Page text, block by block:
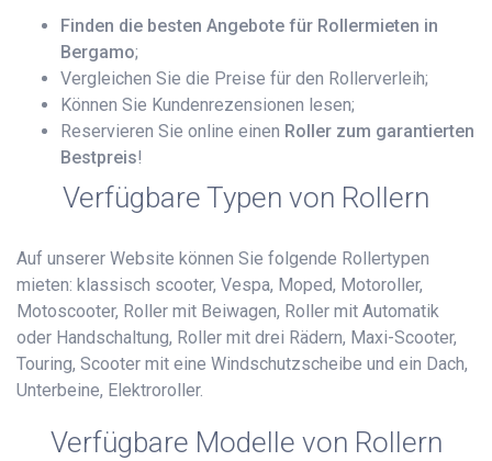
Finden die besten Angebote für Rollermieten in
Bergamo;
Vergleichen Sie die Preise für den Rollerverleih;
Können Sie Kundenrezensionen lesen;
Reservieren Sie online einen Roller zum garantierten
Bestpreis!
Verfügbare Typen von Rollern
Auf unserer Website können Sie folgende Rollertypen
mieten: klassisch scooter, Vespa, Moped, Motoroller,
Motoscooter, Roller mit Beiwagen, Roller mit Automatik
oder Handschaltung, Roller mit drei Rädern, Maxi-Scooter,
Touring, Scooter mit eine Windschutzscheibe und ein Dach,
Unterbeine, Elektroroller.
Verfügbare Modelle von Rollern